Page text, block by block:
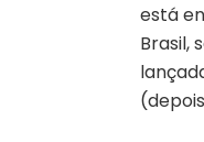
está
Brasil,